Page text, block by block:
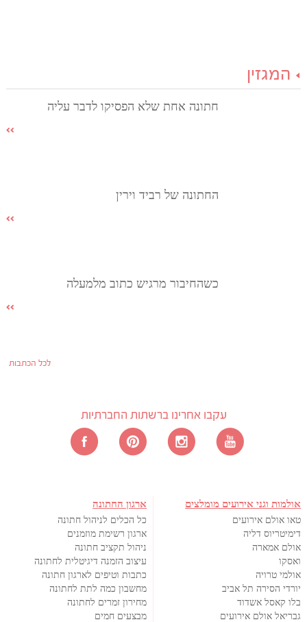
המגזין
חתונה אחת שלא הפסיקו לדבר עליה
החתונה של רביד וירין
כשהחיבור מרגיש כתוב מלמעלה
לכל הכתבות
עקבו אחרינו ברשתות החברתיות
אולמות וגני אירועים מומלצים
טאו אולם אירועים
דימיטריוס דליה
אולם אמארה
ואסקו
אולמי טרויה
יורדי הסירה תל אביב
בלו קאסל אשדוד
גבריאל אולם אירועים
ארגון החתונה
כל הכלים לניהול חתונה
ארגון רשימת מוזמנים
ניהול תקציב חתונה
עיצוב הזמנה דיגיטלית לחתונה
כתבות וטיפים לארגון חתונה
מחשבון כמה לתת לחתונה
מחירון זמרים לחתונה
מבצעים חמים